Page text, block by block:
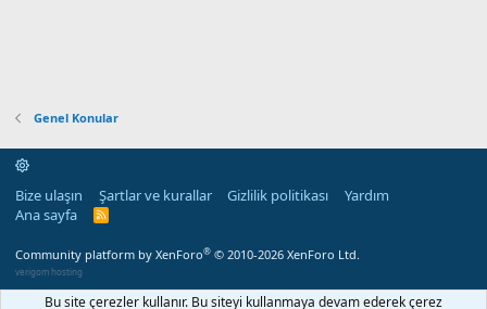
Genel Konular
Bize ulaşın Şartlar ve kurallar Gizlilik politikası
Yardım
Ana sayfa
R
Community platform by XenForo® © 2010-2026 XenForo Ltd.
verigom hosting
Bu site çerezler kullanır. Bu siteyi kullanmaya devam ederek çerez